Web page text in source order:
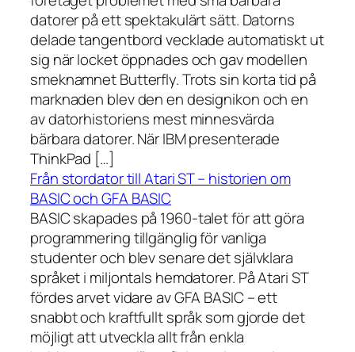
datorer på ett spektakulärt sätt. Datorns
delade tangentbord vecklade automatiskt ut
sig när locket öppnades och gav modellen
smeknamnet Butterfly. Trots sin korta tid på
marknaden blev den en designikon och en
av datorhistoriens mest minnesvärda
bärbara datorer. När IBM presenterade
ThinkPad […]
Från stordator till Atari ST – historien om
BASIC och GFA BASIC
BASIC skapades på 1960-talet för att göra
programmering tillgänglig för vanliga
studenter och blev senare det självklara
språket i miljontals hemdatorer. På Atari ST
fördes arvet vidare av GFA BASIC – ett
snabbt och kraftfullt språk som gjorde det
möjligt att utveckla allt från enkla